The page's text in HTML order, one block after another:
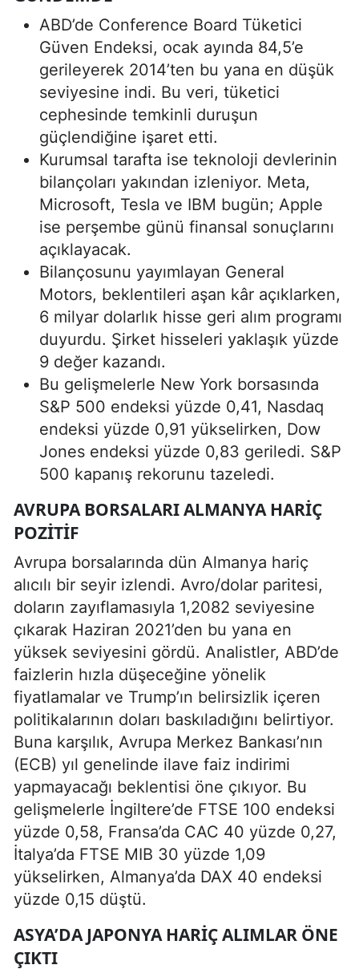
ABD’de Conference Board Tüketici
Güven Endeksi, ocak ayında 84,5’e
gerileyerek 2014’ten bu yana en düşük
seviyesine indi. Bu veri, tüketici
cephesinde temkinli duruşun
güçlendiğine işaret etti.
Kurumsal tarafta ise teknoloji devlerinin
bilançoları yakından izleniyor. Meta,
Microsoft, Tesla ve IBM bugün; Apple
ise perşembe günü finansal sonuçlarını
açıklayacak.
Bilançosunu yayımlayan General
Motors, beklentileri aşan kâr açıklarken,
6 milyar dolarlık hisse geri alım programı
duyurdu. Şirket hisseleri yaklaşık yüzde
9 değer kazandı.
Bu gelişmelerle New York borsasında
S&P 500 endeksi yüzde 0,41, Nasdaq
endeksi yüzde 0,91 yükselirken, Dow
Jones endeksi yüzde 0,83 geriledi. S&P
500 kapanış rekorunu tazeledi.
AVRUPA BORSALARI ALMANYA HARIÇ
POZITIF
Avrupa borsalarında dün Almanya hariç
alıcılı bir seyir izlendi. Avro/dolar paritesi,
doların zayıflamasıyla 1,2082 seviyesine
çıkarak Haziran 2021’den bu yana en
yüksek seviyesini gördü. Analistler, ABD’de
faizlerin hızla düşeceğine yönelik
fiyatlamalar ve Trump’ın belirsizlik içeren
politikalarının doları baskıladığını belirtiyor.
Buna karşılık, Avrupa Merkez Bankası’nın
(ECB) yıl genelinde ilave faiz indirimi
yapmayacağı beklentisi öne çıkıyor. Bu
gelişmelerle İngiltere’de FTSE 100 endeksi
yüzde 0,58, Fransa’da CAC 40 yüzde 0,27,
İtalya’da FTSE MIB 30 yüzde 1,09
yükselirken, Almanya’da DAX 40 endeksi
yüzde 0,15 düştü.
ASYA’DA JAPONYA HARIÇ ALIMLAR ÖNE
ÇIKTI